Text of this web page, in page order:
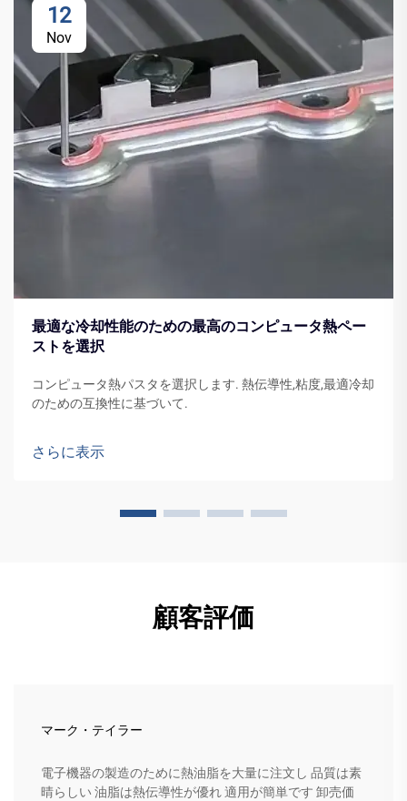
12
Nov
最適な冷却性能のための最高のコンピュータ熱ペー
ストを選択
コンピュータ熱パスタを選択します. 熱伝導性,粘度,最適冷却
のための互換性に基づいて.
さらに表示
顧客評価
マーク・テイラー
電子機器の製造のために熱油脂を大量に注文し 品質は素
晴らしい 油脂は熱伝導性が優れ 適用が簡単です 卸売価